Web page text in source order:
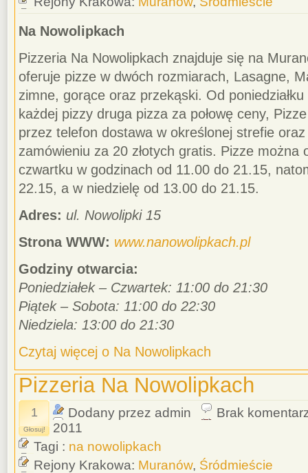
Na Nowolipkach
Pizzeria Na Nowolipkach znajduje się na
oferuje pizze w dwóch rozmiarach, Lasagne,
zimne, gorące oraz przekąski. Od
każdej pizzy druga pizza za połowę ceny,
przez telefon dostawa w określonej strefie
zamówieniu za 20 złotych gratis. Pizze można
czwartku w godzinach od 11.00 do 21.15,
22.15, a w niedzielę od 13.00 do 21.15.
Adres: ul. Nowolipki 15
Strona WWW: www.nanowolipkach.pl
Godziny otwarcia:
Poniedziałek – Czwartek: 11:00 do 21:30
Piątek – Sobota: 11:00 do 22:30
Niedziela: 13:00 do 21:30
Czytaj więcej o Na Nowolipkach
Pizzeria Na Nowolipkach
1
Głosuj!
Dodany przez admin
Brak
2011
Tagi : na nowolipkach
Rejony Krakowa: Muranów, Śródmieście